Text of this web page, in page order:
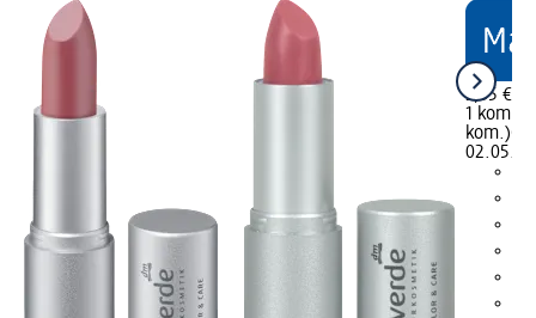
3,35 €
1 kom.
kom.)